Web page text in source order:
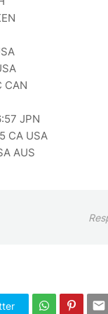
CAN
JPN
CA USA
AUS